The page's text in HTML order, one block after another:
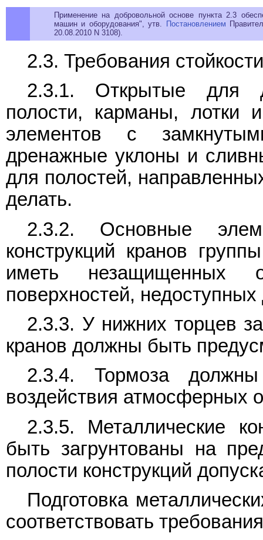
Применение на добровольной основе пункта 2.3
машин и оборудования", утв. Постановлением
20.08.2010 N 3108).
2.3. Требования
2.3.1. Открытые для
полости, карманы, лотки
элементов с
дренажные уклоны и
для полостей,
делать.
2.3.2. Основные
конструкций кранов
иметь незащищенных
поверхностей,
2.3.3. У нижних торцев
кранов должны быть
2.3.4. Тормоза
воздействия атмосферных
2.3.5. Металлические
быть загрунтованы на
полости конструкций
Подготовка
соответствовать